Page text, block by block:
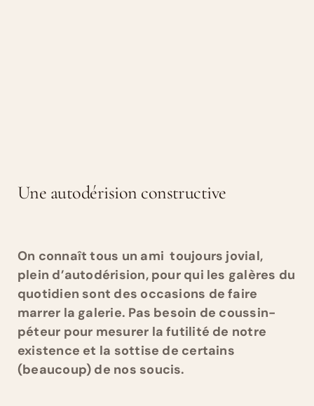
Une autodérision constructive
On connaît tous un ami toujours jovial,
plein d’autodérision, pour qui les galères du
quotidien sont des occasions de faire
marrer la galerie. Pas besoin de coussin-
péteur pour mesurer la futilité de notre
existence et la sottise de certains
(beaucoup) de nos soucis.